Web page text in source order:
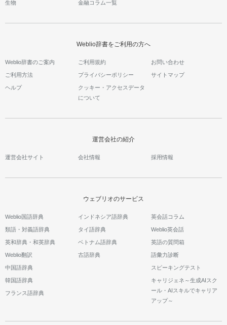
生物 金融コラム一覧
Weblio辞書をご利用の方へ
Weblio辞書のご案内 ご利用規約 お問い合わせ
ご利用方法 プライバシーポリシー サイトマップ
ヘルプ
クッキー・アクセスデータ
について
運営会社の紹介
運営会社サイト 会社情報 採用情報
ウェブリオのサービス
Weblio国語辞典
類語・対義語辞典
英和辞典・和英辞典
Weblio翻訳
中国語辞典
韓国語辞典
フランス語辞典
インドネシア語辞典
タイ語辞典
ベトナム語辞典
古語辞典
英会話コラム
Weblio英会話
英語の質問箱
語彙力診断
スピーキングテスト
キャリジェネ～生成AIスク
ール・AIスキルでキャリア
アップ～